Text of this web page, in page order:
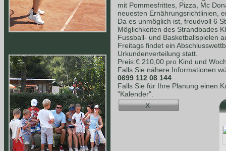
mit Pommesfrittes, Pizza, Mc
neuesten Ernährungsrichtlinien,
Da es unmöglich ist, freudvoll 6
Möglichkeiten des Strandbades
Fussball- und Basketballspielen
Freitags findet ein
Urkundenverteilung statt.
Preis:€ 210,00 pro Kind und
Falls Sie nähere Informationen
0699 112 08 144
Falls Sie für Ihre Planung einen
"Kalender".